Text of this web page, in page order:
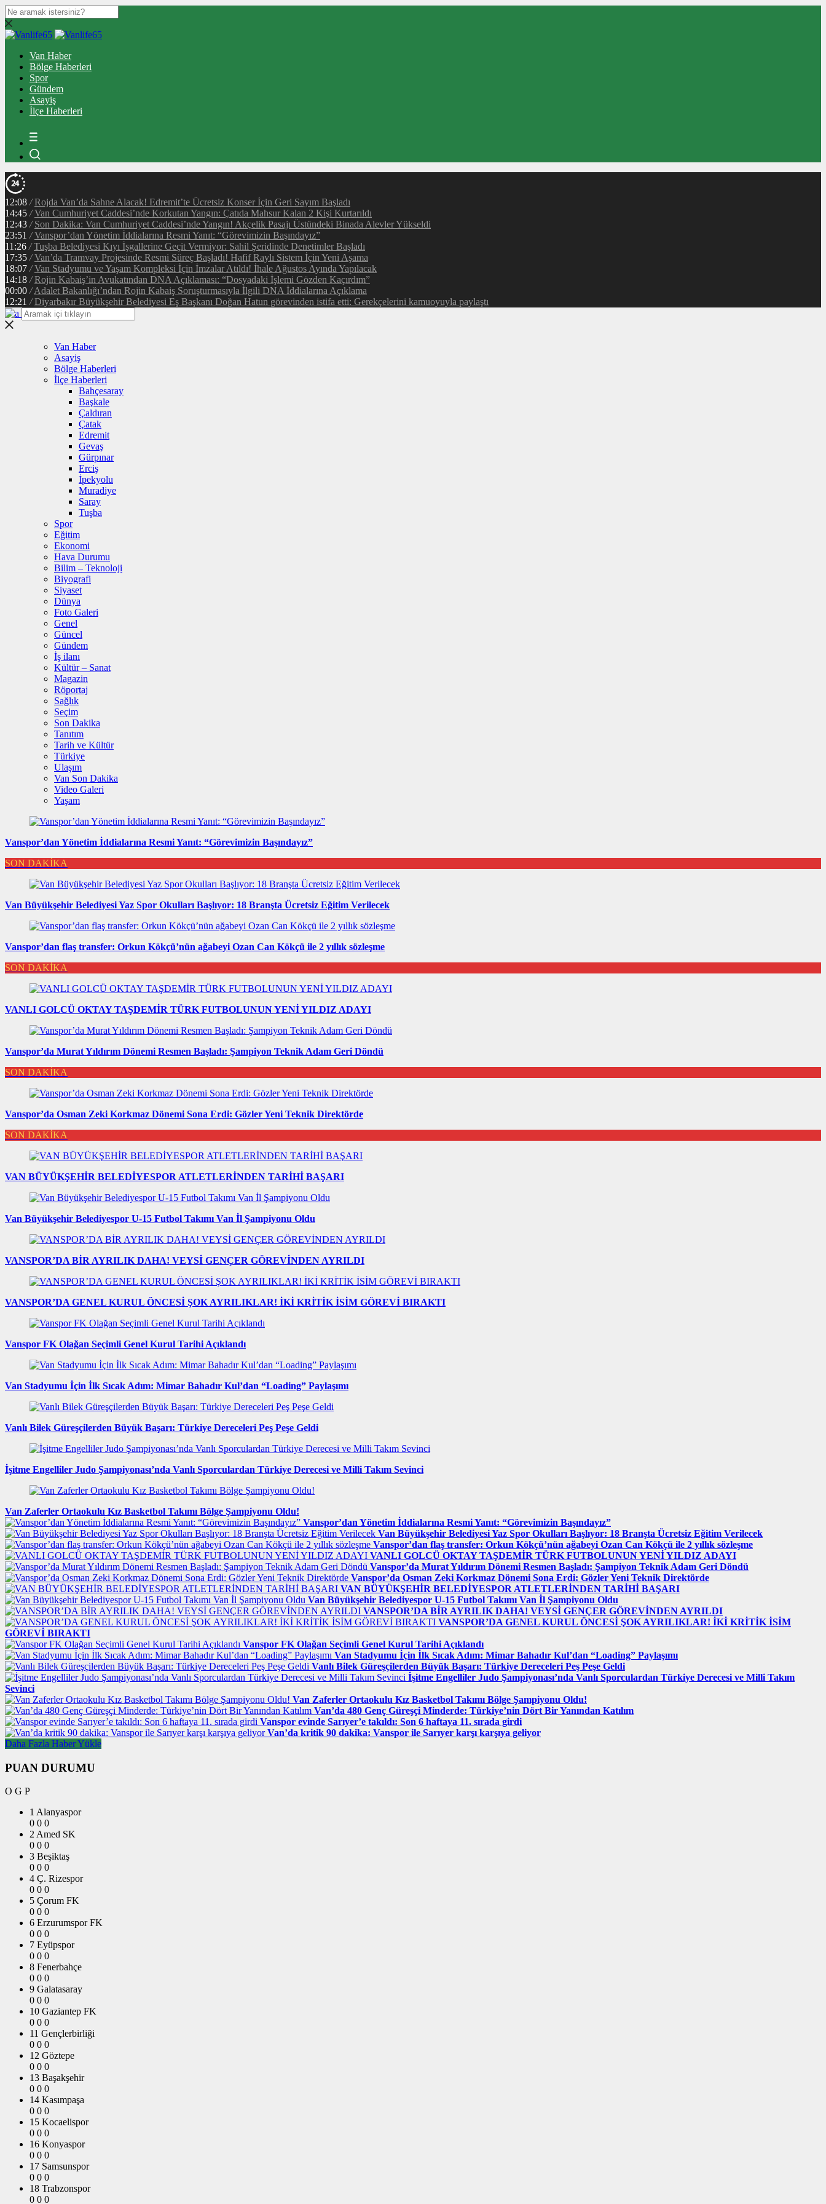
Van Haber
Bölge Haberleri
Spor
Gündem
Asayiş
İlçe Haberleri
12:08 / Rojda Van’da Sahne Alacak! Edremit’te Ücretsiz Konser İçin Geri Sayım Başladı
14:45 / Van Cumhuriyet Caddesi’nde Korkutan Yangın: Çatıda Mahsur Kalan 2 Kişi Kurtarıldı
12:43 / Son Dakika: Van Cumhuriyet Caddesi’nde Yangın! Akçelik Pasajı Üstündeki Binada Alevler Yükseldi
23:51 / Vanspor’dan Yönetim İddialarına Resmi Yanıt: “Görevimizin Başındayız”
11:26 / Tuşba Belediyesi Kıyı İşgallerine Geçit Vermiyor: Sahil Şeridinde Denetimler Başladı
17:35 / Van’da Tramvay Projesinde Resmi Süreç Başladı! Hafif Raylı Sistem İçin Yeni Aşama
18:07 / Van Stadyumu ve Yaşam Kompleksi İçin İmzalar Atıldı! İhale Ağustos Ayında Yapılacak
14:18 / Rojin Kabaiş’in Avukatından DNA Açıklaması: “Dosyadaki İşlemi Gözden Kaçırdım”
00:00 / Adalet Bakanlığı’ndan Rojin Kabaiş Soruşturmasıyla İlgili DNA İddialarına Açıklama
12:21 / Diyarbakır Büyükşehir Belediyesi Eş Başkanı Doğan Hatun görevinden istifa etti: Gerekçelerini kamuoyuyla paylaştı
Van Haber
Asayiş
Bölge Haberleri
İlçe Haberleri
Bahçesaray
Başkale
Çaldıran
Çatak
Edremit
Gevaş
Gürpınar
Erciş
İpekyolu
Muradiye
Saray
Tuşba
Spor
Eğitim
Ekonomi
Hava Durumu
Bilim – Teknoloji
Biyografi
Siyaset
Dünya
Foto Galeri
Genel
Güncel
Gündem
İş ilanı
Kültür – Sanat
Magazin
Röportaj
Sağlık
Seçim
Son Dakika
Tanıtım
Tarih ve Kültür
Türkiye
Ulaşım
Van Son Dakika
Video Galeri
Yaşam
Vanspor’dan Yönetim İddialarına Resmi Yanıt: “Görevimizin Başındayız”
SON DAKİKA
Van Büyükşehir Belediyesi Yaz Spor Okulları Başlıyor: 18 Branşta Ücretsiz Eğitim Verilecek
Vanspor’dan flaş transfer: Orkun Kökçü’nün ağabeyi Ozan Can Kökçü ile 2 yıllık sözleşme
SON DAKİKA
VANLI GOLCÜ OKTAY TAŞDEMİR TÜRK FUTBOLUNUN YENİ YILDIZ ADAYI
Vanspor’da Murat Yıldırım Dönemi Resmen Başladı: Şampiyon Teknik Adam Geri Döndü
SON DAKİKA
Vanspor’da Osman Zeki Korkmaz Dönemi Sona Erdi: Gözler Yeni Teknik Direktörde
SON DAKİKA
VAN BÜYÜKŞEHİR BELEDİYESPOR ATLETLERİNDEN TARİHİ BAŞARI
Van Büyükşehir Belediyespor U-15 Futbol Takımı Van İl Şampiyonu Oldu
VANSPOR’DA BİR AYRILIK DAHA! VEYSİ GENÇER GÖREVİNDEN AYRILDI
VANSPOR’DA GENEL KURUL ÖNCESİ ŞOK AYRILIKLAR! İKİ KRİTİK İSİM GÖREVİ BIRAKTI
Vanspor FK Olağan Seçimli Genel Kurul Tarihi Açıklandı
Van Stadyumu İçin İlk Sıcak Adım: Mimar Bahadır Kul’dan “Loading” Paylaşımı
Vanlı Bilek Güreşçilerden Büyük Başarı: Türkiye Dereceleri Peş Peşe Geldi
İşitme Engelliler Judo Şampiyonası’nda Vanlı Sporculardan Türkiye Derecesi ve Milli Takım Sevinci
Van Zaferler Ortaokulu Kız Basketbol Takımı Bölge Şampiyonu Oldu!
Vanspor’dan Yönetim İddialarına Resmi Yanıt: “Görevimizin Başındayız”
Van Büyükşehir Belediyesi Yaz Spor Okulları Başlıyor: 18 Branşta Ücretsiz Eğitim Verilecek
Vanspor’dan flaş transfer: Orkun Kökçü’nün ağabeyi Ozan Can Kökçü ile 2 yıllık sözleşme
VANLI GOLCÜ OKTAY TAŞDEMİR TÜRK FUTBOLUNUN YENİ YILDIZ ADAYI
Vanspor’da Murat Yıldırım Dönemi Resmen Başladı: Şampiyon Teknik Adam Geri Döndü
Vanspor’da Osman Zeki Korkmaz Dönemi Sona Erdi: Gözler Yeni Teknik Direktörde
VAN BÜYÜKŞEHİR BELEDİYESPOR ATLETLERİNDEN TARİHİ BAŞARI
Van Büyükşehir Belediyespor U-15 Futbol Takımı Van İl Şampiyonu Oldu
VANSPOR’DA BİR AYRILIK DAHA! VEYSİ GENÇER GÖREVİNDEN AYRILDI
VANSPOR’DA GENEL KURUL ÖNCESİ ŞOK AYRILIKLAR! İKİ KRİTİK İSİM
GÖREVİ BIRAKTI
Vanspor FK Olağan Seçimli Genel Kurul Tarihi Açıklandı
Van Stadyumu İçin İlk Sıcak Adım: Mimar Bahadır Kul’dan “Loading” Paylaşımı
Vanlı Bilek Güreşçilerden Büyük Başarı: Türkiye Dereceleri Peş Peşe Geldi
İşitme Engelliler Judo Şampiyonası’nda Vanlı Sporculardan Türkiye Derecesi ve Milli Takım
Sevinci
Van Zaferler Ortaokulu Kız Basketbol Takımı Bölge Şampiyonu Oldu!
Van’da 480 Genç Güreşçi Minderde: Türkiye’nin Dört Bir Yanından Katılım
Vanspor evinde Sarıyer’e takıldı: Son 6 haftaya 11. sırada girdi
Van’da kritik 90 dakika: Vanspor ile Sarıyer karşı karşıya geliyor
Daha Fazla Haber Yükle
PUAN DURUMU
O G P
1 Alanyaspor
0 0 0
2Amed SK
0 0 0
3 Beşiktaş
0 0 0
4 Ç. Rizespor
0 0 0
5 Çorum FK
0 0 0
6 Erzurumspor FK
0 0 0
7 Eyüpspor
0 0 0
8 Fenerbahçe
0 0 0
9 Galatasaray
0 0 0
10 Gaziantep FK
0 0 0
11 Gençlerbirliği
0 0 0
12 Göztepe
0 0 0
13 Başakşehir
0 0 0
14 Kasımpaşa
0 0 0
15 Kocaelispor
0 0 0
16 Konyaspor
0 0 0
17 Samsunspor
0 0 0
18 Trabzonspor
0 0 0